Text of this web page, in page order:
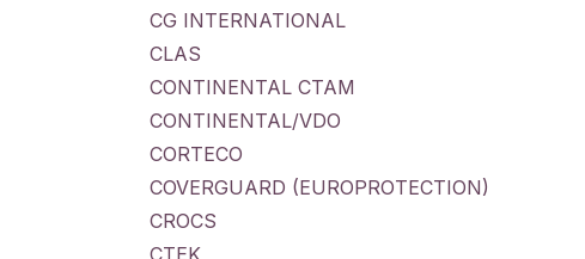
CG INTERNATIONAL
CLAS
CONTINENTAL CTAM
CONTINENTAL/VDO
CORTECO
COVERGUARD (EUROPROTECTION)
CROCS
CTEK